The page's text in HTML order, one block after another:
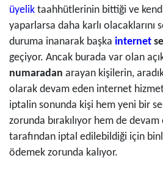
üyelik taahhütlerinin bittiği ve
yaparlarsa daha karlı olacaklarını
duruma inanarak başka internet
geçiyor. Ancak burada var olan
numaradan arayan kişilerin,
olarak devam eden internet
iptalin sonunda kişi hem yeni bir
zorunda bırakılıyor hem de
tarafından iptal edilebildiği için
ödemek zorunda kalıyor.